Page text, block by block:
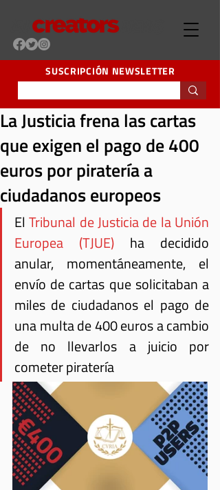
SUSCRIPCIÓN NEWSLETTER
La Justicia frena las cartas
que exigen el pago de 400
euros por piratería a
ciudadanos europeos
El Tribunal de Justicia de la Unión
Europea (TJUE) ha decidido
anular, momentáneamente, el
envío de cartas que solicitaban a
miles de ciudadanos el pago de
una multa de 400 euros a cambio
de no llevarlos a juicio por
cometer piratería